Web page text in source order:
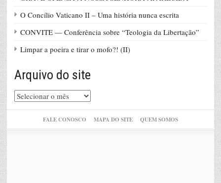
O Concílio Vaticano II – Uma história nunca escrita
CONVITE — Conferência sobre “Teologia da Libertação”
Limpar a poeira e tirar o mofo?! (II)
Arquivo do site
Arquivo
do
FALE CONOSCO MAPA DO SITE QUEM SOMOS